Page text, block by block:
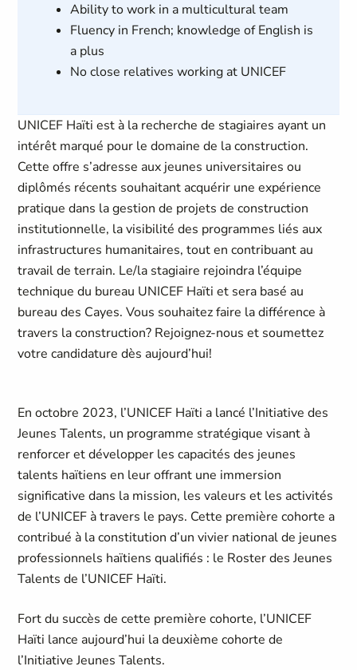
Ability to work in a multicultural team
Fluency in French; knowledge of English is
a plus
No close relatives working at UNICEF
UNICEF Haïti est à la recherche de stagiaires ayant un
intérêt marqué pour le domaine de la construction.
Cette offre s’adresse aux jeunes universitaires ou
diplômés récents souhaitant acquérir une expérience
pratique dans la gestion de projets de construction
institutionnelle, la visibilité des programmes liés aux
infrastructures humanitaires, tout en contribuant au
travail de terrain. Le/la stagiaire rejoindra l’équipe
technique du bureau UNICEF Haïti et sera basé au
bureau des Cayes. Vous souhaitez faire la différence à
travers la construction? Rejoignez-nous et soumettez
votre candidature dès aujourd’hui!
En octobre 2023, l’UNICEF Haïti a lancé l’Initiative des
Jeunes Talents, un programme stratégique visant à
renforcer et développer les capacités des jeunes
talents haïtiens en leur offrant une immersion
significative dans la mission, les valeurs et les activités
de l’UNICEF à travers le pays. Cette première cohorte a
contribué à la constitution d’un vivier national de jeunes
professionnels haïtiens qualifiés : le Roster des Jeunes
Talents de l’UNICEF Haïti.
Fort du succès de cette première cohorte, l’UNICEF
Haïti lance aujourd’hui la deuxième cohorte de
l’Initiative Jeunes Talents.